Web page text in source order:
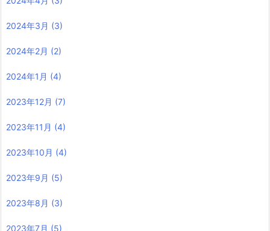
2024年3月 (3)
2024年2月 (2)
2024年1月 (4)
2023年12月 (7)
2023年11月 (4)
2023年10月 (4)
2023年9月 (5)
2023年8月 (3)
2023年7月 (5)